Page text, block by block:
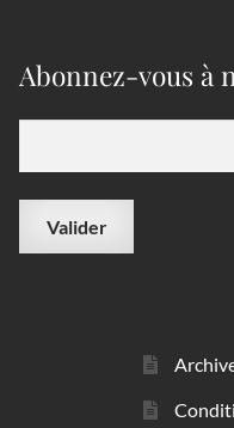
Abonnez-vous à